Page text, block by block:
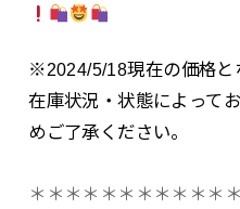
※2024/5/18現在の価格と
在庫状況・状態によって
めご了承ください。
＊＊＊＊＊＊＊＊＊＊＊